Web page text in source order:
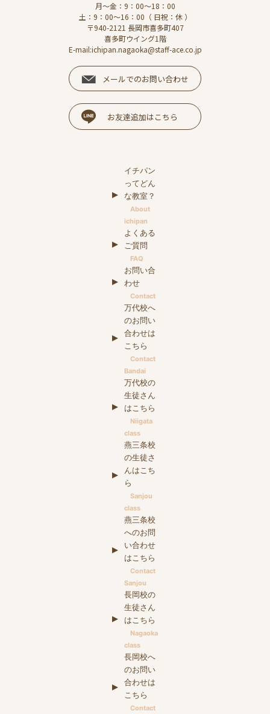
月～金：9：00～18：00
土：9：00～16：00（ 日祝：休 ）
〒940-2121 長岡市喜多町407
喜多町ウイング1階
E-mail:ichipan.nagaoka@staff-ace.co.jp
メールでのお問い合わせ
お友達追加はこちら
イチパン
ってどん
な教室？
About
ichipan
よくある
ご質問
FAQ
お問い合
わせ
Contact
万代校へ
のお問い
合わせは
こちら
Contact
Bandai
万代校の
生徒さん
はこちら
Niigata
class
燕三条校
の生徒さ
んはこち
ら
Sanjou
class
燕三条校
へのお問
い合わせ
はこちら
Contact
Sanjou
長岡校の
生徒さん
はこちら
Nagaoka
class
長岡校へ
のお問い
合わせは
こちら
Contact